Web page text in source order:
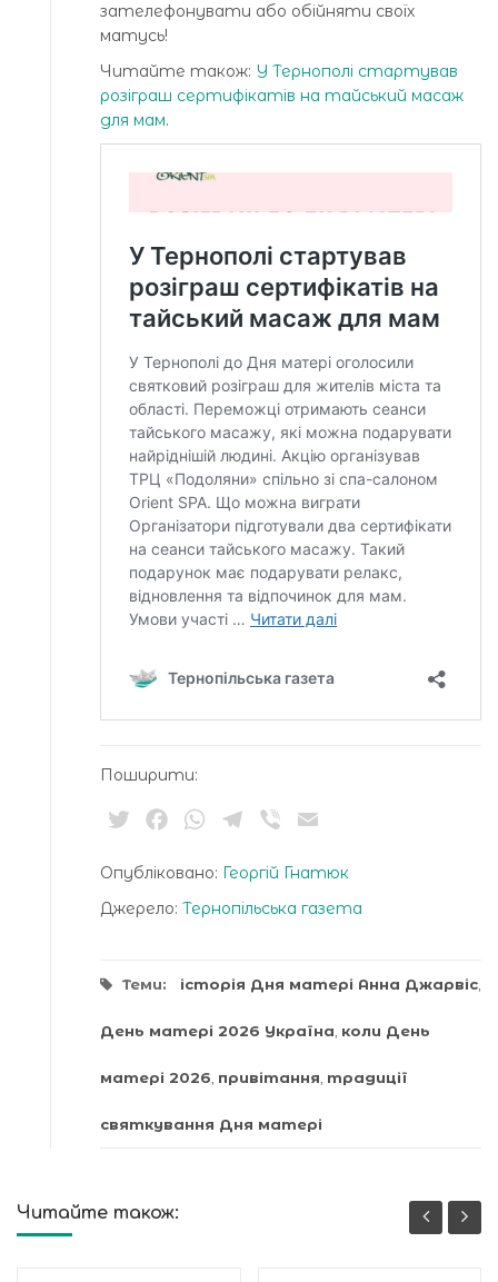
зателефонувати або обійняти своїх
матусь!
Читайте також: У Тернополі стартував
розіграш сертифікатів на тайський масаж
для мам.
Поширити:
TwitterFacebookWhatsApp
Telegram
Viber
Опубліковано: Георгій Гнатюк
Джерело: Тернопільська газета
Теми: історія Дня матері Анна Джарвіс,
День матері 2026 Україна, коли День
матері 2026, привітання, традиції
святкування Дня матері
Читайте також: